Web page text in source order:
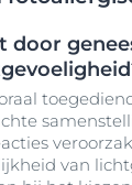
door
van